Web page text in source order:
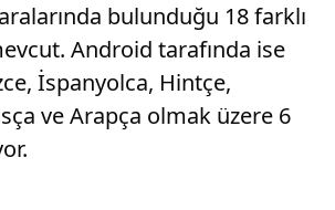
bulunduğu 18 farklı
Android tarafında ise
İspanyolca, Hintçe,
ve Arapça olmak üzere 6